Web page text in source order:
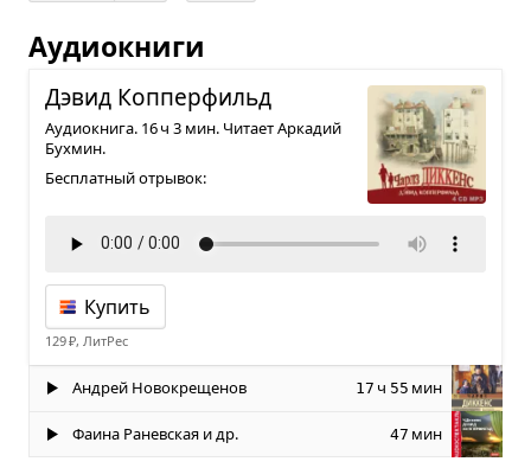
Аудиокниги
Дэвид Коп­пер­фильд
Аудиокнига. 16 ч 3 мин. Читает Аркадий
Бухмин.
Бесплатный отрывок:
Купить
129 ₽, ЛитРес
Андрей Новокрещенов 17 ч 55 мин
Фаина Раневская и др. 47 мин